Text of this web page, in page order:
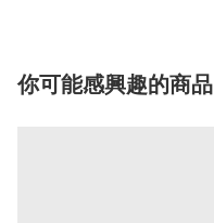
你可能感興趣的商品